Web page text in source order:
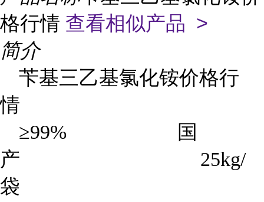
格行情 查看相似产品 >
简介
苄基三乙基氯化铵价格行
情
≥99% 国
产 25kg/
袋